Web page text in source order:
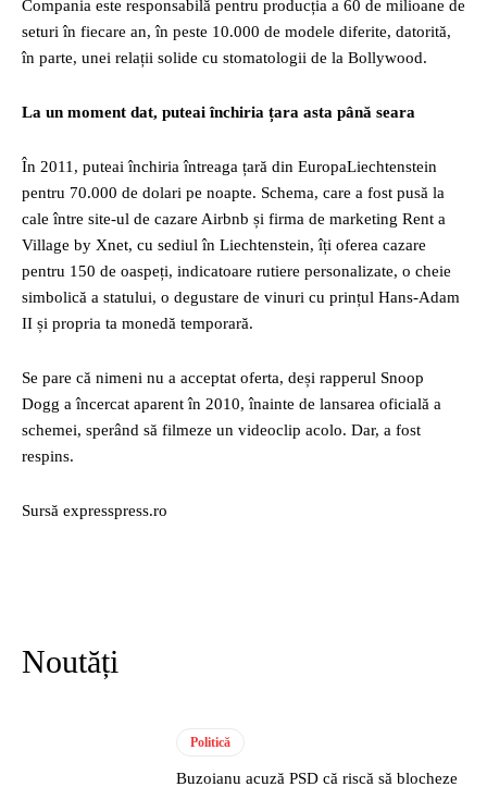
Compania este responsabilă pentru producția a 60 de milioane de
seturi în fiecare an, în peste 10.000 de modele diferite, datorită,
în parte, unei relații solide cu stomatologii de la Bollywood.
La un moment dat, puteai închiria țara asta până seara
În 2011, puteai închiria întreaga țară din EuropaLiechtenstein
pentru 70.000 de dolari pe noapte. Schema, care a fost pusă la
cale între site-ul de cazare Airbnb și firma de marketing Rent a
Village by Xnet, cu sediul în Liechtenstein, îți oferea cazare
pentru 150 de oaspeți, indicatoare rutiere personalizate, o cheie
simbolică a statului, o degustare de vinuri cu prințul Hans-Adam
II și propria ta monedă temporară.
Se pare că nimeni nu a acceptat oferta, deși rapperul Snoop
Dogg a încercat aparent în 2010, înainte de lansarea oficială a
schemei, sperând să filmeze un videoclip acolo. Dar, a fost
respins.
Sursă expresspress.ro
Noutăți
Politică
Buzoianu acuză PSD că riscă să blocheze